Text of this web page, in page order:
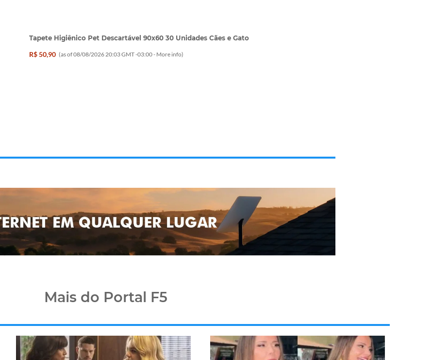
Tapete Higiênico Pet Descartável 90x60 30 Unidades Cães e Gato
R$ 50,90 (as of 08/08/2026 20:03 GMT -03:00 - More info)
Mais do Portal F5